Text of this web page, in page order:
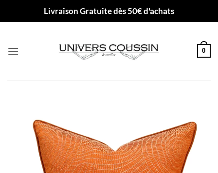
Livraison Gratuite dès 50€ d'achats
0